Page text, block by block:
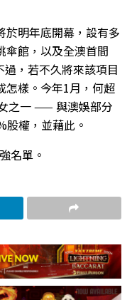
於明年底開幕，設有多
傘館，以及全澳首間
，若不久將來該項目
怎樣。今年1月，何超
之一 —— 與澳娛部分
權，並藉此。
名單。